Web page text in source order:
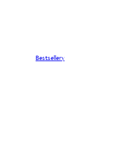
Bestsellery